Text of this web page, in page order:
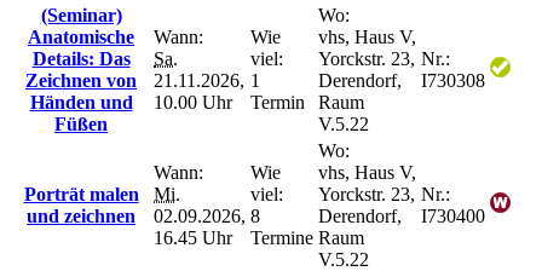
(Seminar)
Anatomische
Details: Das
Zeichnen von
Händen und
Füßen
Wann:
Sa.
21.11.2026,
10.00 Uhr
Wie
viel:
1
Termin
Wo:
vhs, Haus V,
Yorckstr. 23,
Derendorf,
Raum
V.5.22
Nr.:
I730308
Porträt malen
und zeichnen
Wann:
Mi.
02.09.2026,
16.45 Uhr
Wie
viel:
8
Termine
Wo:
vhs, Haus V,
Yorckstr. 23,
Derendorf,
Raum
V.5.22
Nr.:
I730400